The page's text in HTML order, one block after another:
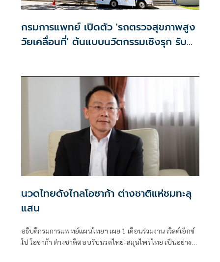
กรมการแพทย์ เปิดตัว 'รถตรวจสุขภาพสูง
วัยเคลื่อนที่' ต้นแบบนวัตกรรมเชิงรุก รับ
นวดไทยดังไกลโอซาก้า ต่างชาติแห่ชมทะลุ
แสน
อธิบดีกรมการแพทย์แผนไทยฯ เผย 1 เดือนร่วมงาน เวิลด์เอ็กซ์
โป โอซาก้า ต่างชาติตอบรับนวดไทย-สมุนไพรไทย เป็นอย่างดี